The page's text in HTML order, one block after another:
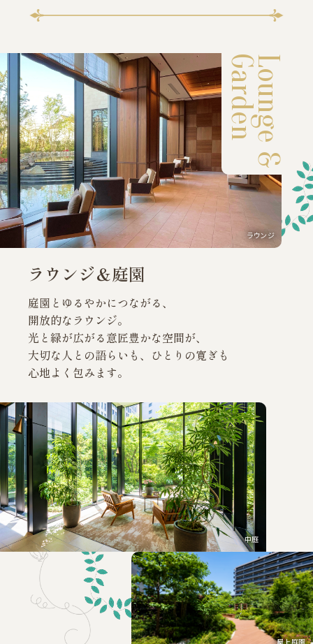
Lounge &
Garden
ラウンジ
ラウンジ＆庭園
庭園とゆるやかにつながる、
開放的なラウンジ。
光と緑が広がる意匠豊かな空間が、
大切な人との語らいも、ひとりの寛ぎも
心地よく包みます。
中庭
屋上庭園